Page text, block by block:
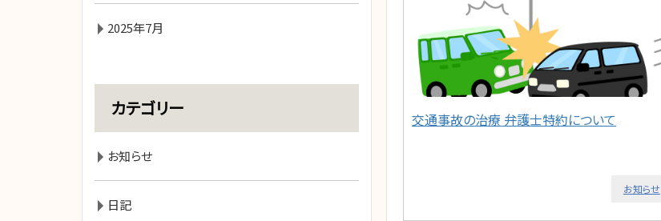
交通事故の治療 弁護士特約について
お知らせ
2025年7月
カテゴリー
お知らせ
日記